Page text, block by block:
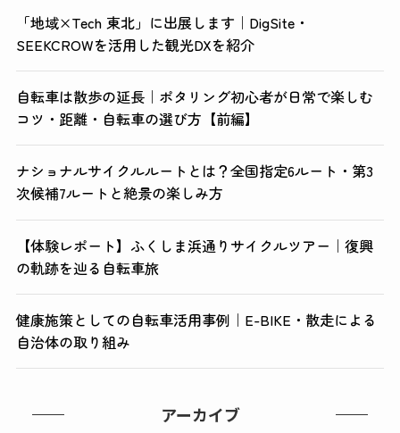
「地域×Tech 東北」に出展します｜DigSite・
SEEKCROWを活用した観光DXを紹介
自転車は散歩の延長｜ポタリング初心者が日常で楽しむ
コツ・距離・自転車の選び方【前編】
ナショナルサイクルルートとは？全国指定6ルート・第3
次候補7ルートと絶景の楽しみ方
【体験レポート】ふくしま浜通りサイクルツアー｜復興
の軌跡を辿る自転車旅
健康施策としての自転車活用事例｜E-BIKE・散走による
自治体の取り組み
アーカイブ